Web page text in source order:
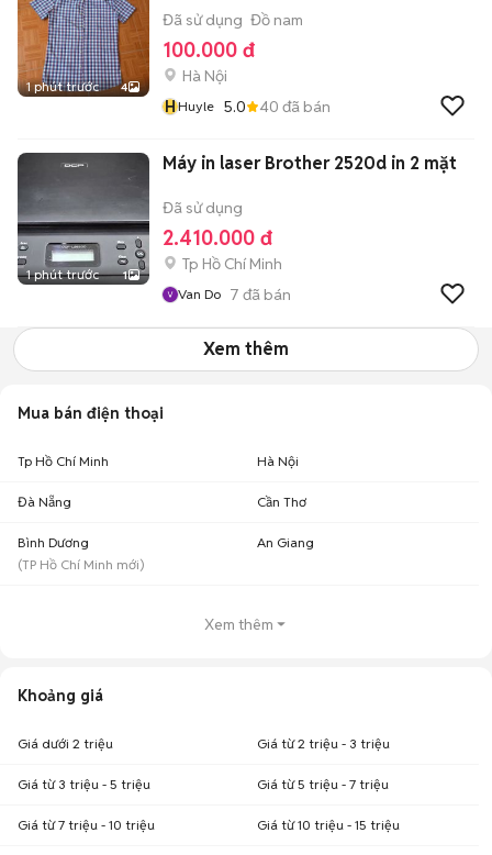
1 phút trước 4
Đã sử dụng Đồ nam
100.000 đ
Hà Nội
HHuyle 5.0 40 đã bán
1 phút trước 1
Máy in laser Brother 2520d in 2 mặt
Đã sử dụng
2.410.000 đ
Tp Hồ Chí Minh
Van Do 7 đã bán
Xem thêm
Mua bán điện thoại
Tp Hồ Chí Minh Hà Nội
Đà Nẵng Cần Thơ
Bình Dương
(TP Hồ Chí Minh mới)
An Giang
Xem thêm
Khoảng giá
Giá dưới 2 triệu Giá từ 2 triệu - 3 triệu
Giá từ 3 triệu - 5 triệu Giá từ 5 triệu - 7 triệu
Giá từ 7 triệu - 10 triệu Giá từ 10 triệu - 15 triệu